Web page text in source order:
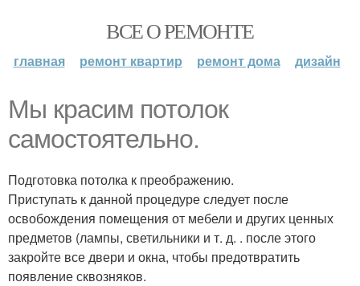
ВСЕ О РЕМОНТЕ
главная ремонт квартир ремонт дома дизайн
Мы красим потолок
самостоятельно.
Подготовка потолка к преображению.
Приступать к данной процедуре следует после
освобождения помещения от мебели и других ценных
предметов (лампы, светильники и т. д. . после этого
закройте все двери и окна, чтобы предотвратить
появление сквозняков.